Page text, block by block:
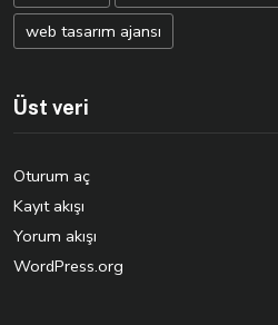
web tasarım ajansı
Üst veri
Oturum aç
Kayıt akışı
Yorum akışı
WordPress.org